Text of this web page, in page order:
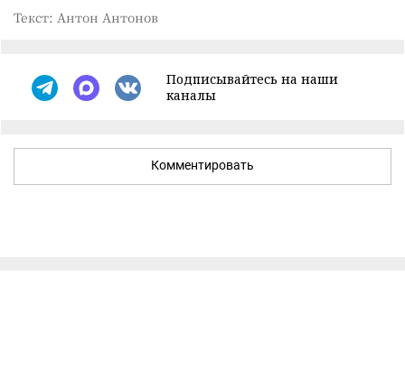
Текст: Антон Антонов
Подписывайтесь на наши
каналы
Комментировать